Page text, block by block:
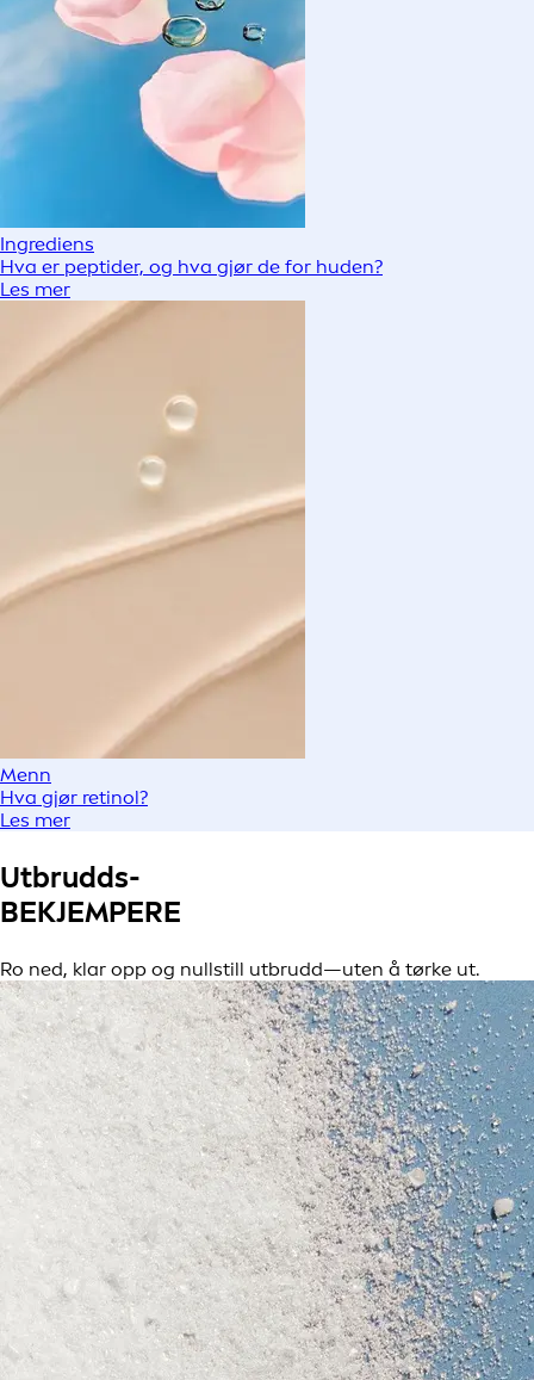
Ingrediens
Hva er peptider, og hva gjør de for huden?
Les mer
Menn
Hva gjør retinol?
Les mer
Utbrudds-
BEKJEMPERE
Ro ned, klar opp og nullstill utbrudd—uten å tørke ut.